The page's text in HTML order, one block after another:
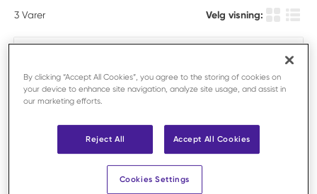
3 Varer Velg visning:
By clicking “Accept All Cookies”, you agree to the storing of cookies on
your device to enhance site navigation, analyze site usage, and assist in
our marketing efforts.
Reject All Accept All Cookies
Cookies Settings